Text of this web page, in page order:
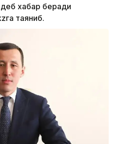
хабар беради
таяниб.